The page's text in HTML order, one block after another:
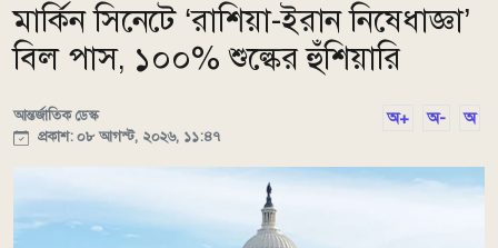
মার্কিন সিনেটে ‘রাশিয়া-ইরান নিষেধাজ্ঞা’
বিল পাস, ১০০% শুল্কের হুঁশিয়ারি
আন্তর্জাতিক ডেস্ক
প্রকাশ: ০৮ আগস্ট, ২০২৬, ১১:৪৭
অ+ অ- অ